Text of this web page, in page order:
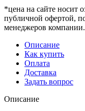
*цена на сайте носит
публичной офертой,
менеджеров компании.
Описание
Как купить
Оплата
Доставка
Задать вопрос
Описание